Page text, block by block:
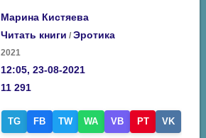
Марина Кистяева
Читать книги /Эротика
2021
12:05, 23-08-2021
11 291
TG FB TW WA VB PT VK